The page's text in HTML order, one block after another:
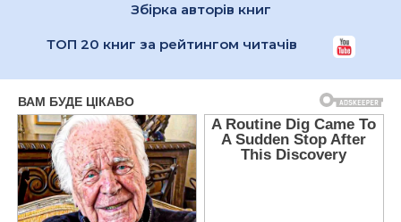
Збірка авторів книг
ТОП 20 книг за рейтингом читачів